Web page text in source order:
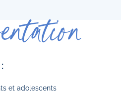
et adolescents